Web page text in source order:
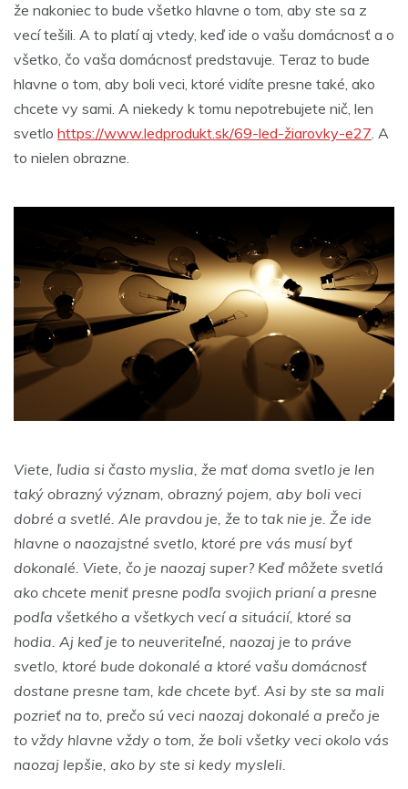
že nakoniec to bude všetko hlavne o tom, aby ste sa z
vecí tešili. A to platí aj vtedy, keď ide o vašu domácnosť a o
všetko, čo vaša domácnosť predstavuje. Teraz to bude
hlavne o tom, aby boli veci, ktoré vidíte presne také, ako
chcete vy sami. A niekedy k tomu nepotrebujete nič, len
svetlo https://www.ledprodukt.sk/69-led-žiarovky-e27. A
to nielen obrazne.
Viete, ľudia si často myslia, že mať doma svetlo je len
taký obrazný význam, obrazný pojem, aby boli veci
dobré a svetlé. Ale pravdou je, že to tak nie je. Že ide
hlavne o naozajstné svetlo, ktoré pre vás musí byť
dokonalé. Viete, čo je naozaj super? Keď môžete svetlá
ako chcete meniť presne podľa svojich prianí a presne
podľa všetkého a všetkych vecí a situácií, ktoré sa
hodia. Aj keď je to neuveriteľné, naozaj je to práve
svetlo, ktoré bude dokonalé a ktoré vašu domácnosť
dostane presne tam, kde chcete byť. Asi by ste sa mali
pozrieť na to, prečo sú veci naozaj dokonalé a prečo je
to vždy hlavne vždy o tom, že boli všetky veci okolo vás
naozaj lepšie, ako by ste si kedy mysleli.